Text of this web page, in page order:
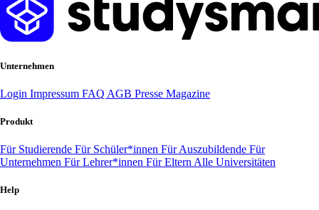
Unternehmen
Login Impressum FAQ AGB Presse Magazine
Produkt
Für Studierende Für Schüler*innen Für Auszubildende Für
Unternehmen Für Lehrer*innen Für Eltern Alle Universitäten
Help